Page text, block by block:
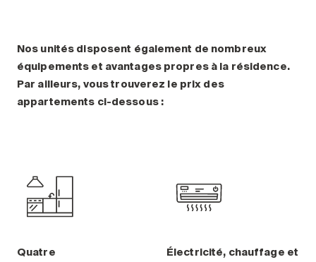
Nos unités disposent également de nombreux
équipements et avantages propres à la résidence.
Par ailleurs, vous trouverez le prix des
appartements ci-dessous :
Quatre
Électricité, chauffage et